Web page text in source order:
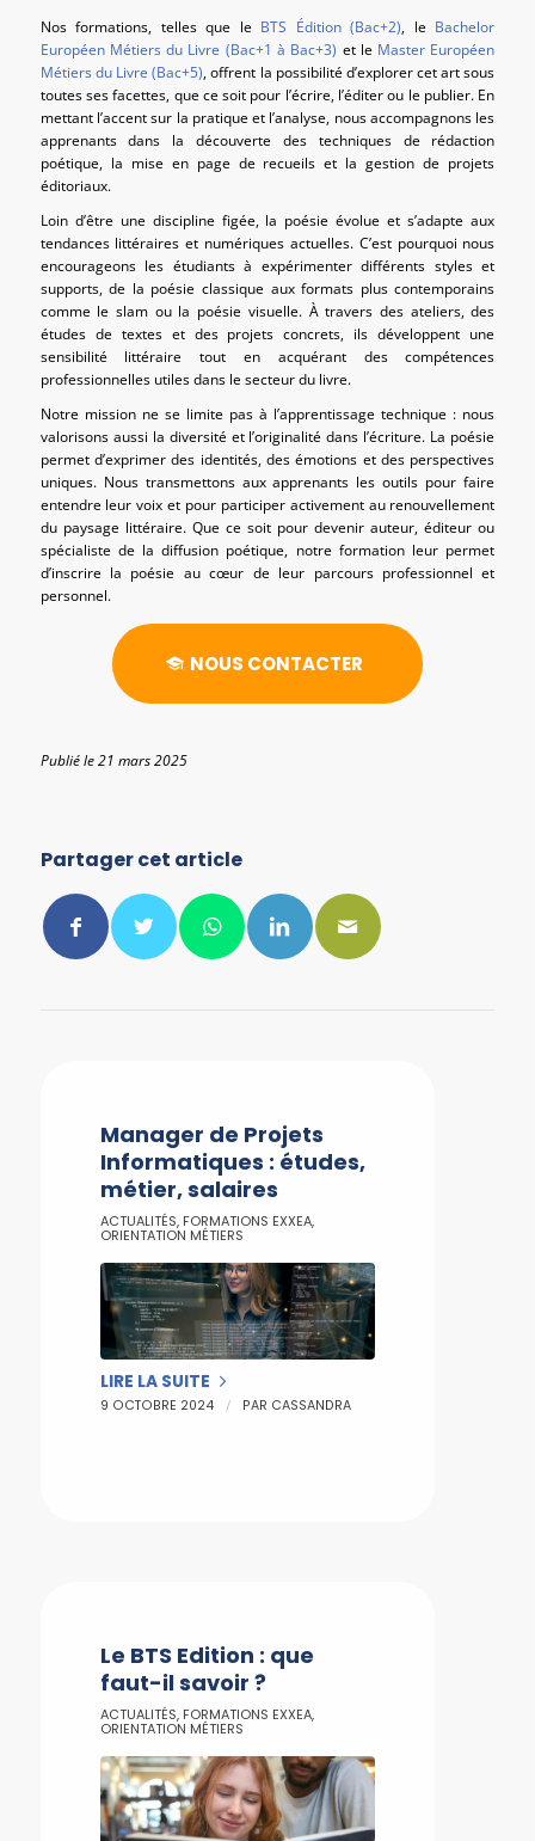
Nos formations, telles que le BTS Édition (Bac+2), le Bachelor
Européen Métiers du Livre (Bac+1 à Bac+3) et le Master Européen
Métiers du Livre (Bac+5), offrent la possibilité d’explorer cet art sous
toutes ses facettes, que ce soit pour l’écrire, l’éditer ou le publier. En
mettant l’accent sur la pratique et l’analyse, nous accompagnons les
apprenants dans la découverte des techniques de rédaction
poétique, la mise en page de recueils et la gestion de projets
éditoriaux.
Loin d’être une discipline figée, la poésie évolue et s’adapte aux
tendances littéraires et numériques actuelles. C’est pourquoi nous
encourageons les étudiants à expérimenter différents styles et
supports, de la poésie classique aux formats plus contemporains
comme le slam ou la poésie visuelle. À travers des ateliers, des
études de textes et des projets concrets, ils développent une
sensibilité littéraire tout en acquérant des compétences
professionnelles utiles dans le secteur du livre.
Notre mission ne se limite pas à l’apprentissage technique : nous
valorisons aussi la diversité et l’originalité dans l’écriture. La poésie
permet d’exprimer des identités, des émotions et des perspectives
uniques. Nous transmettons aux apprenants les outils pour faire
entendre leur voix et pour participer activement au renouvellement
du paysage littéraire. Que ce soit pour devenir auteur, éditeur ou
spécialiste de la diffusion poétique, notre formation leur permet
d’inscrire la poésie au cœur de leur parcours professionnel et
personnel.
NOUS CONTACTER
Publié le 21 mars 2025
Partager cet article
Manager de Projets
Informatiques : études,
métier, salaires
ACTUALITÉS, FORMATIONS EXXEA,
ORIENTATION MÉTIERS
LIRE LA SUITE
9 OCTOBRE 2024 / PAR CASSANDRA
Le BTS Edition : que
faut-il savoir ?
ACTUALITÉS, FORMATIONS EXXEA,
ORIENTATION MÉTIERS